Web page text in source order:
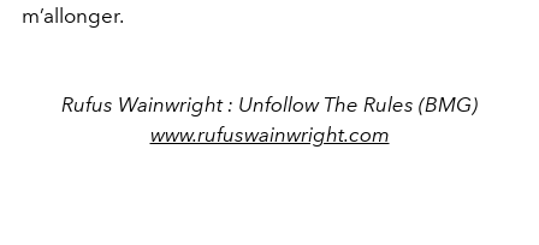
m’allonger.
Rufus Wainwright : Unfollow The Rules (BMG)
www.rufuswainwright.com